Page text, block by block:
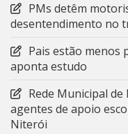
PMs detêm
desentendimento no
Pais estão menos
aponta estudo
Rede Municipal
agentes de apoio
Niterói